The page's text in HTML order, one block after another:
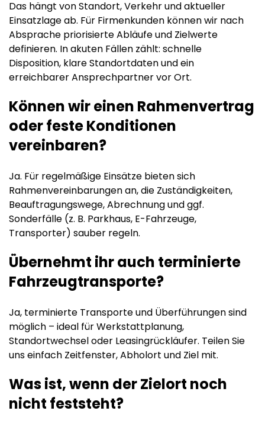
Das hängt von Standort, Verkehr und aktueller
Einsatzlage ab. Für Firmenkunden können wir nach
Absprache priorisierte Abläufe und Zielwerte
definieren. In akuten Fällen zählt: schnelle
Disposition, klare Standortdaten und ein
erreichbarer Ansprechpartner vor Ort.
Können wir einen Rahmenvertrag
oder feste Konditionen
vereinbaren?
Ja. Für regelmäßige Einsätze bieten sich
Rahmenvereinbarungen an, die Zuständigkeiten,
Beauftragungswege, Abrechnung und ggf.
Sonderfälle (z. B. Parkhaus, E-Fahrzeuge,
Transporter) sauber regeln.
Übernehmt ihr auch terminierte
Fahrzeugtransporte?
Ja, terminierte Transporte und Überführungen sind
möglich – ideal für Werkstattplanung,
Standortwechsel oder Leasingrückläufer. Teilen Sie
uns einfach Zeitfenster, Abholort und Ziel mit.
Was ist, wenn der Zielort noch
nicht feststeht?